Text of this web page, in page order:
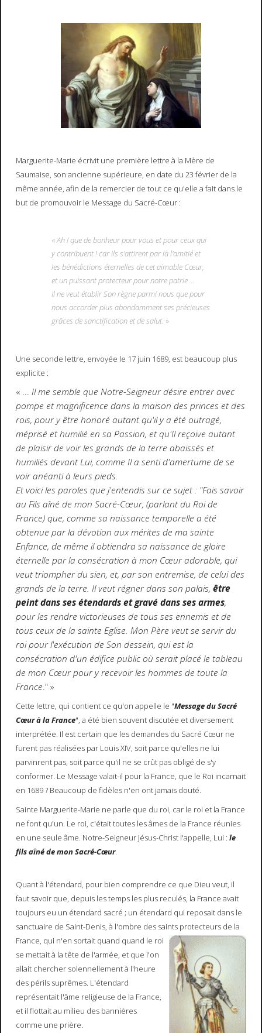
Marguerite-Marie écrivit une première lettre à la Mère de
Saumaise, son ancienne supérieure, en date du 23 février de la
même année, afin de la remercier de tout ce qu'elle a fait dans le
but de promouvoir le Message du Sacré-Cœur :
«Ah ! que de bonheur pour vous et pour ceux qui
y contribuent ! car ils s'attirent par là l'amitié et
les bénédictions éternelles de cet aimable Cœur,
et un puissant protecteur pour notre patrie ...
Il ne veut établir Son règne parmi nous que pour
nous accorder plus abondamment ses précieuses
grâces de sanctification et de salut. »
Une seconde lettre, envoyée le 17 juin 1689, est beaucoup plus
explicite :
« ... Il me semble que Notre-Seigneur désire entrer avec
pompe et magnificence dans la maison des princes et des
rois, pour y être honoré autant qu'il y a été outragé,
méprisé et humilié en sa Passion, et qu'Il reçoive autant
de plaisir de voir les grands de la terre abaissés et
humiliés devant Lui, comme Il a senti d'amertume de se
voir anéanti à leurs pieds.
Et voici les paroles que j'entendis sur ce sujet : "Fais savoir
au Fils aîné de mon Sacré-Cœur, (parlant du Roi de
France) que, comme sa naissance temporelle a été
obtenue par la dévotion aux mérites de ma sainte
Enfance, de même il obtiendra sa naissance de gloire
éternelle par la consécration à mon Cœur adorable, qui
veut triompher du sien, et, par son entremise, de celui des
grands de la terre. Il veut régner dans son palais, être
peint dans ses étendards et gravé dans ses armes,
pour les rendre victorieuses de tous ses ennemis et de
tous ceux de la sainte Eglise. Mon Père veut se servir du
roi pour l'exécution de Son dessein, qui est la
consécration d'un édifice public où serait placé le tableau
de mon Cœur pour y recevoir les hommes de toute la
France." »
Cette lettre, qui contient ce qu'on appelle le "Message du Sacré
Cœur à la France", a été bien souvent discutée et diversement
interprétée. Il est certain que les demandes du Sacré Cœur ne
furent pas réalisées par Louis XIV, soit parce qu'elles ne lui
parvinrent pas, soit parce qu'il ne se crût pas obligé de s'y
conformer. Le Message valait-il pour la France, que le Roi incarnait
en 1689 ? Beaucoup de fidèles n'en ont jamais douté.
Sainte Marguerite-Marie ne parle que du roi, car le roi et la France
ne font qu'un. Le roi, c'était toutes les âmes de la France réunies
en une seule âme. Notre-Seigneur Jésus-Christ l'appelle, Lui : le
fils aîné de mon Sacré-Cœur.
Quant à l'étendard, pour bien comprendre ce que Dieu veut, il
faut savoir que, depuis les temps les plus reculés, la France avait
toujours eu un étendard sacré ; un étendard qui reposait dans le
sanctuaire de Saint-Denis, à l'ombre des saints protecteurs de la
France, qui n'en sortait quand quand le roi
se mettait à la tête de l'armée, et que l'on
allait chercher solennellement à l'heure
des périls suprêmes. L'étendard
représentait l'âme religieuse de la France,
et il flottait au milieu des bannières
comme une prière.